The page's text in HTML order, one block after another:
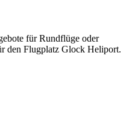
für Rundflüge oder
den Flugplatz Glock Heliport.